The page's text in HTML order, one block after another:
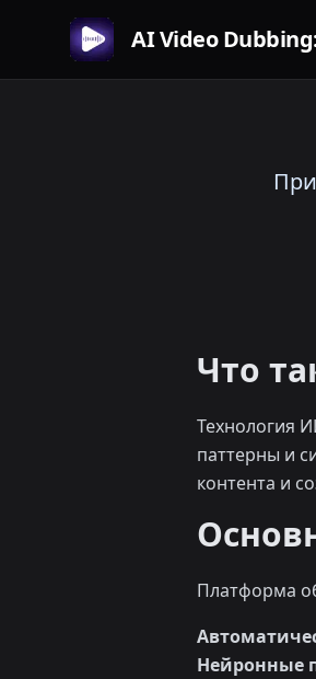
AI Video
Что
Технология
паттерны и
контента и
Платформа
Нейронные